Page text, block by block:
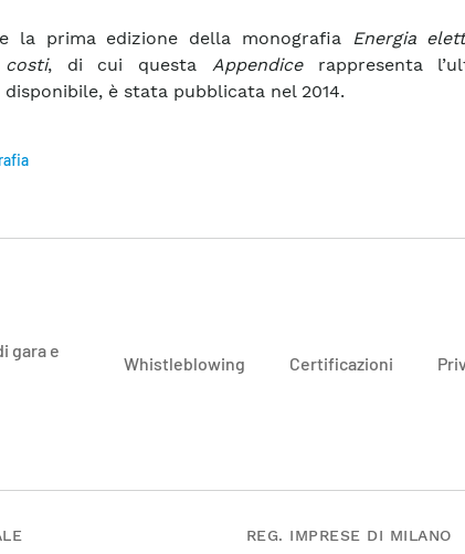
la prima edizione della monografia Energia
, di cui questa Appendicerappresenta
è stata pubblicata nel 2014.
gara e
Whistleblowing Certificazioni
REG. IMPRESE DI MILANO